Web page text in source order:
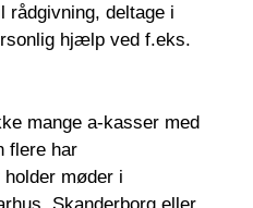
rådgivning, deltage i
hjælp ved f.eks.
mange a-kasser med
flere har
møder i
Skanderborg eller